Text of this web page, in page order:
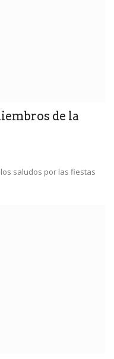
de la
saludos por las fiestas